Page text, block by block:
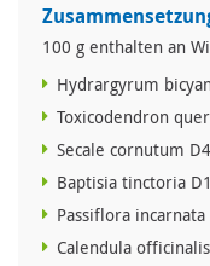
100 g enthalten an
Hydrargyrum
Toxicodendron
Secale cornutum
Baptisia tinctoria
Passiflora
Calendula